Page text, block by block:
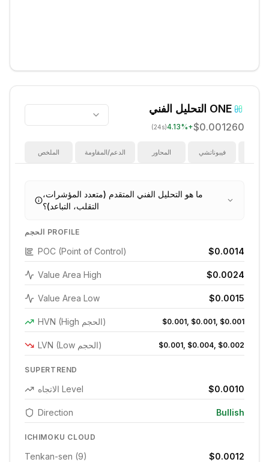
ONE التحليل الفني
$0.001260
+
4.13%
(24s)
الملخص الدعم/المقاومة المحاور فيبوناتشي
ما هو التحليل الفني المتقدم (متعدد المؤشرات،
التقلب، التباعد)؟
الحجم PROFILE
POC (Point of Control) $0.0014
Value Area High $0.0024
Value Area Low $0.0015
HVN (High الحجم) $0.001, $0.001, $0.001
LVN (Low الحجم) $0.001, $0.004, $0.002
SUPERTREND
الاتجاه Level $0.0010
Direction Bullish
ICHIMOKU CLOUD
Tenkan-sen (9) $0.0012